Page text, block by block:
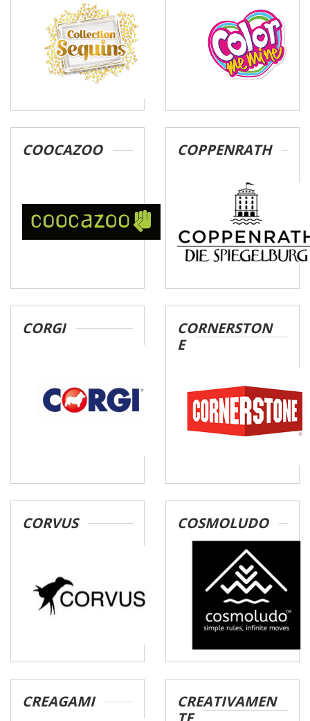
COOCAZOO COPPENRATH
CORGI
CORNERSTON
E
CORVUS COSMOLUDO
CREAGAMI
CREATIVAMEN